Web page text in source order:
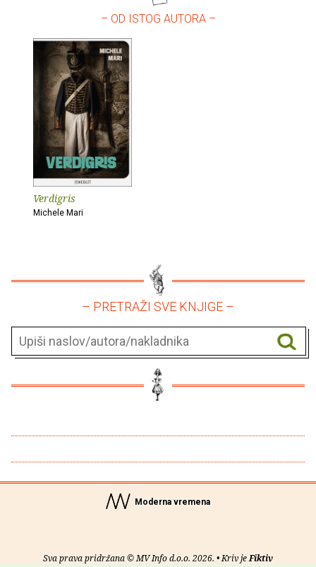
– OD ISTOG AUTORA –
Verdigris
Michele Mari
– PRETRAŽI SVE KNJIGE –
Moderna vremena
Sva prava pridržana © MV Info d.o.o. 2026. • Kriv jeFiktiv